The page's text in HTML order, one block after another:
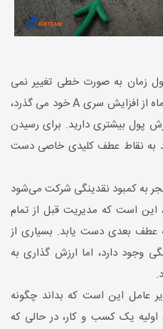
زمان به صورت خطی تغییر نمی
کند. صرفاً به این دلیل که دوازده ماه از افزایش سری A خود می گذرد،
پول بیشتری دارید. برای رسیدن
به نقاط عطف کلیدی خاصی دست
به کمبود نقدینگی شرکت می‌شود
این است که مدیریت قبل از تمام
عطف بعدی دست یابد. بسیاری از
وجود دارد، اما ارزش گذاری به
عامل این است که بداند چگونه
اولیه یک کسب و کار، در حالی که